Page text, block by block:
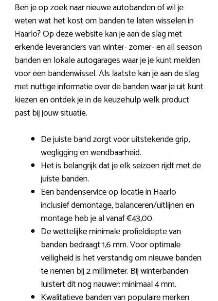
Ben je op zoek naar nieuwe autobanden of wil je
weten wat het kost om banden te laten wisselen in
Haarlo? Op deze website kan je aan de slag met
erkende leveranciers van winter- zomer- en all season
banden en lokale autogarages waar je je kunt melden
voor een bandenwissel. Als laatste kan je aan de slag
met nuttige informatie over de banden waar je uit kunt
kiezen en ontdek je in de keuzehulp welk product
past bij jouw situatie.
De juiste band zorgt voor uitstekende grip,
wegligging en wendbaarheid.
Het is belangrijk dat je elk seizoen rijdt met de
juiste banden.
Een bandenservice op locatie in Haarlo
inclusief demontage, balanceren/uitlijnen en
montage heb je al vanaf €43,00.
De wettelijke minimale profieldiepte van
banden bedraagt 1,6 mm. Voor optimale
veiligheid is het verstandig om nieuwe banden
te nemen bij 2 millimeter. Bij winterbanden
luistert dit nog nauwer: minimaal 4 mm.
Kwalitatieve banden van populaire merken